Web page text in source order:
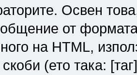
Освен
от
на HTML,
скоби (ето така: